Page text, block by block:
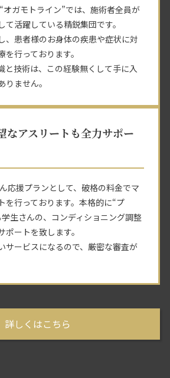
オガモトライン”では、施術者全員が
て活躍している精鋭集団です。
、患者様のお身体の疾患や症状に対
を行っております。
と技術は、この経験無くして手に入
ません。
なアスリートも全力サポー
応援プランとして、破格の料金でマ
を行っております。本格的に“プ
生さんの、コンディショニング調整
ートを致します。
サービスになるので、厳密な審査が
詳しくはこちら